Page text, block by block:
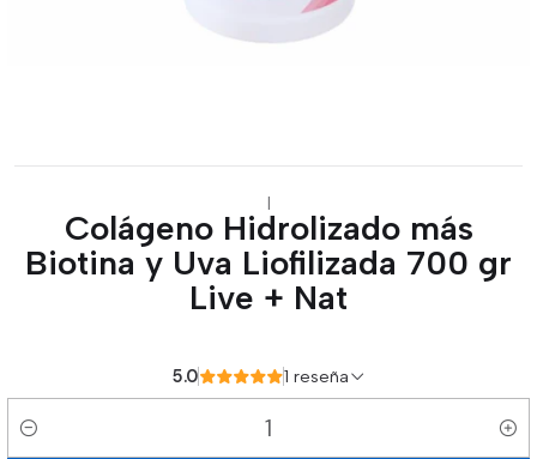
|
Colágeno Hidrolizado más
Biotina y Uva Liofilizada 700 gr
Live + Nat
5.0 1 reseña
Cantidad